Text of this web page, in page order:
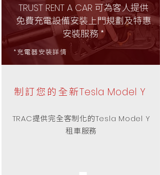
TRUST RENT A CAR 可為客人提供
免費充電設備安裝上門規劃及特惠
安裝服務 *
*充電器安裝詳情
TRAC提供完全客制化的Tesla Model Y
租車服務
制訂您的全新Tesla Model Y